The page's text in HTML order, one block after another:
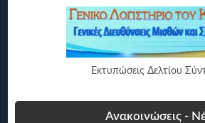
Εκτυπώσεις Δελτίου
Ανακοινώσεις -